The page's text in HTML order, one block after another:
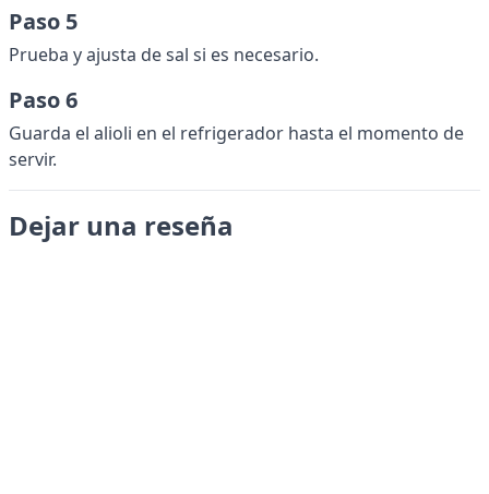
Paso 5
Prueba y ajusta de sal si es necesario.
Paso 6
Guarda el alioli en el refrigerador hasta el momento de
servir.
Dejar una reseña